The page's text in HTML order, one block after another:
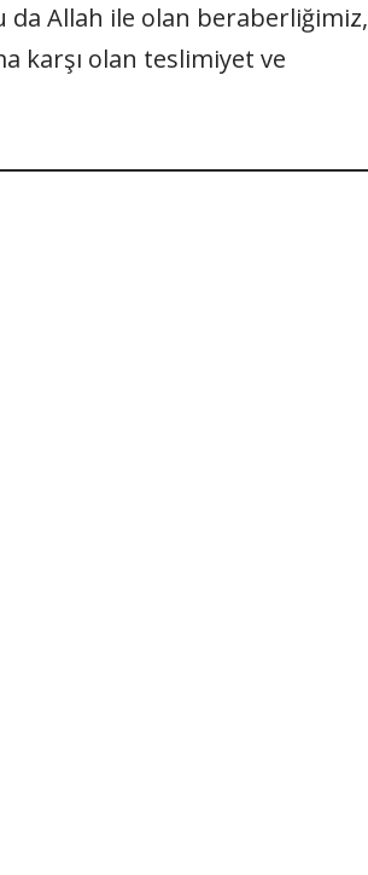
da Allah ile olan beraberliğimiz,
karşı olan teslimiyet ve